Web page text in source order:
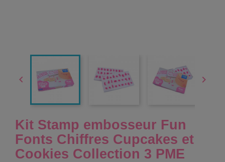
 
Kit Stamp embosseur Fun
Fonts Chiffres Cupcakes et
Cookies Collection 3 PME